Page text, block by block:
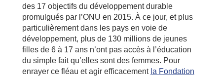
des 17 objectifs du développement durable
promulgués par l’ONU en 2015. À ce jour, et plus
particulièrement dans les pays en voie de
développement, plus de 130 millions de jeunes
filles de 6 à 17 ans n’ont pas accès à l’éducation
du simple fait qu’elles sont des femmes. Pour
enrayer ce fléau et agir efficacement la Fondation